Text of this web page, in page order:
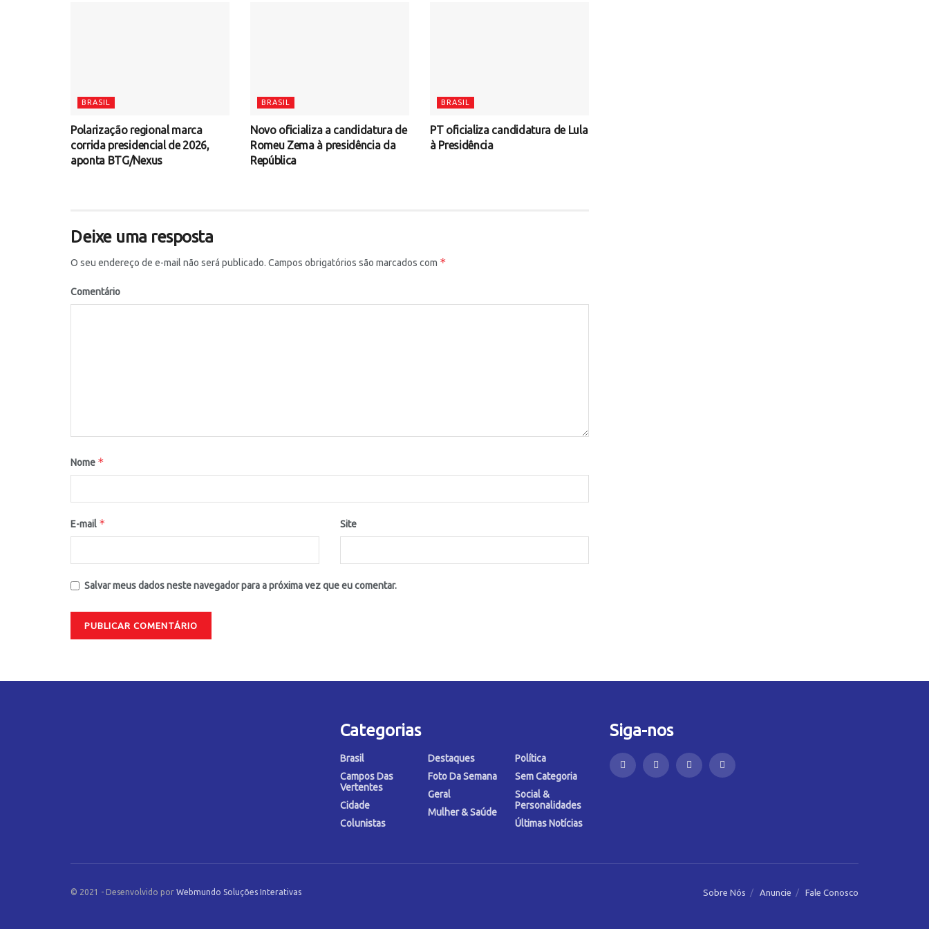
BRASIL
Polarização regional marca
corrida presidencial de 2026,
aponta BTG/Nexus
BRASIL
Novo oficializa a candidatura de
Romeu Zema à presidência da
República
BRASIL
PT oficializa candidatura de Lula
à Presidência
Deixe uma resposta
O seu endereço de e-mail não será publicado. Campos obrigatórios são marcados com *
Comentário
Nome *
E-mail * Site
Salvar meus dados neste navegador para a próxima vez que eu comentar.
Categorias
Brasil
Campos Das
Vertentes
Cidade
Colunistas
Destaques
Foto Da Semana
Geral
Mulher & Saúde
Política
Sem Categoria
Social &
Personalidades
Últimas Notícias
Siga-nos
Sobre Nós Anuncie Fale Conosco
© 2021 - Desenvolvido por Webmundo Soluções Interativas